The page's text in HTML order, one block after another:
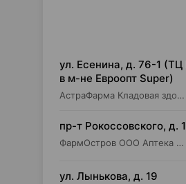
ул. Есенина, д. 76-1 (ТЦ
в м-не Евроопт Super)
АстраФарма Кладовая здоровья ООО Аптека №9
пр-т Рокоссовского, д.
ФармОстров ООО Аптека №9 на Рокоссовского
ул. Лынькова, д. 19